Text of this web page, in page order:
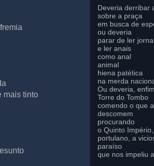
mais tinto
Deveria derribar
sobre a praça
em busca de
ou deveria
parar de ler
e ler anais
como anal
animal
hiena patética
na merda
Ou deveria,
Torre do Tombo
comendo o que
descomem
procurando
o Quinto
portulano, a
paraíso
que nos impeliu